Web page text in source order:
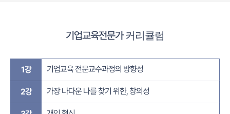
기업교육전문가 커리큘럼
1강 기업교육 전문교수과정의 방향성
2강 가장 나다운 나를 찾기 위한, 창의성